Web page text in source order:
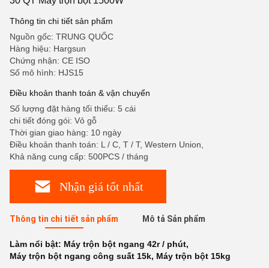
Thông tin chi tiết sản phẩm
Nguồn gốc: TRUNG QUỐC
Hàng hiệu: Hargsun
Chứng nhận: CE ISO
Số mô hình: HJS15
Điều khoản thanh toán & vận chuyển
Số lượng đặt hàng tối thiểu: 5 cái
chi tiết đóng gói: Vỏ gỗ
Thời gian giao hàng: 10 ngày
Điều khoản thanh toán: L / C, T / T, Western Union,
Khả năng cung cấp: 500PCS / tháng
Nhận giá tốt nhất
Thông tin chi tiết sản phẩm Mô tả Sản phẩm
Làm nổi bật: Máy trộn bột ngang 42r / phút,
Máy trộn bột ngang công suất 15k, Máy trộn bột 15kg